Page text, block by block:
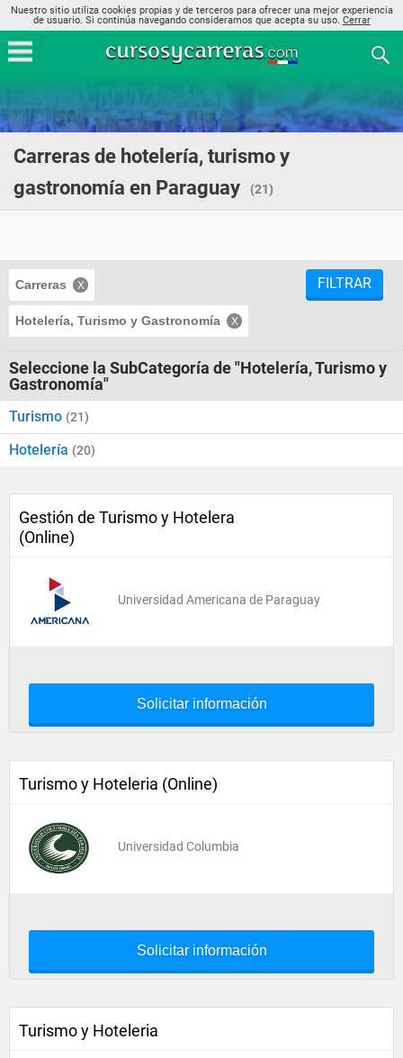
Nuestro sitio utiliza cookies propias y de terceros para ofrecer una mejor experiencia
de usuario. Si continúa navegando consideramos que acepta su uso. Cerrar
Carreras de hotelería, turismo y
gastronomía en Paraguay
(21)
Carreras
Hotelería, Turismo y Gastronomía
FILTRAR
Seleccione la SubCategoría de "Hotelería, Turismo y
Gastronomía"
Turismo (21)
Hotelería (20)
Gestión de Turismo y Hotelera
(Online)
Universidad Americana de Paraguay
Solicitar información
Turismo y Hoteleria (Online)
Universidad Columbia
Solicitar información
Turismo y Hoteleria